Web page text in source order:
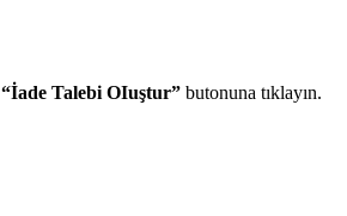
“İade Talebi OIuştur” butonuna tıklayın.